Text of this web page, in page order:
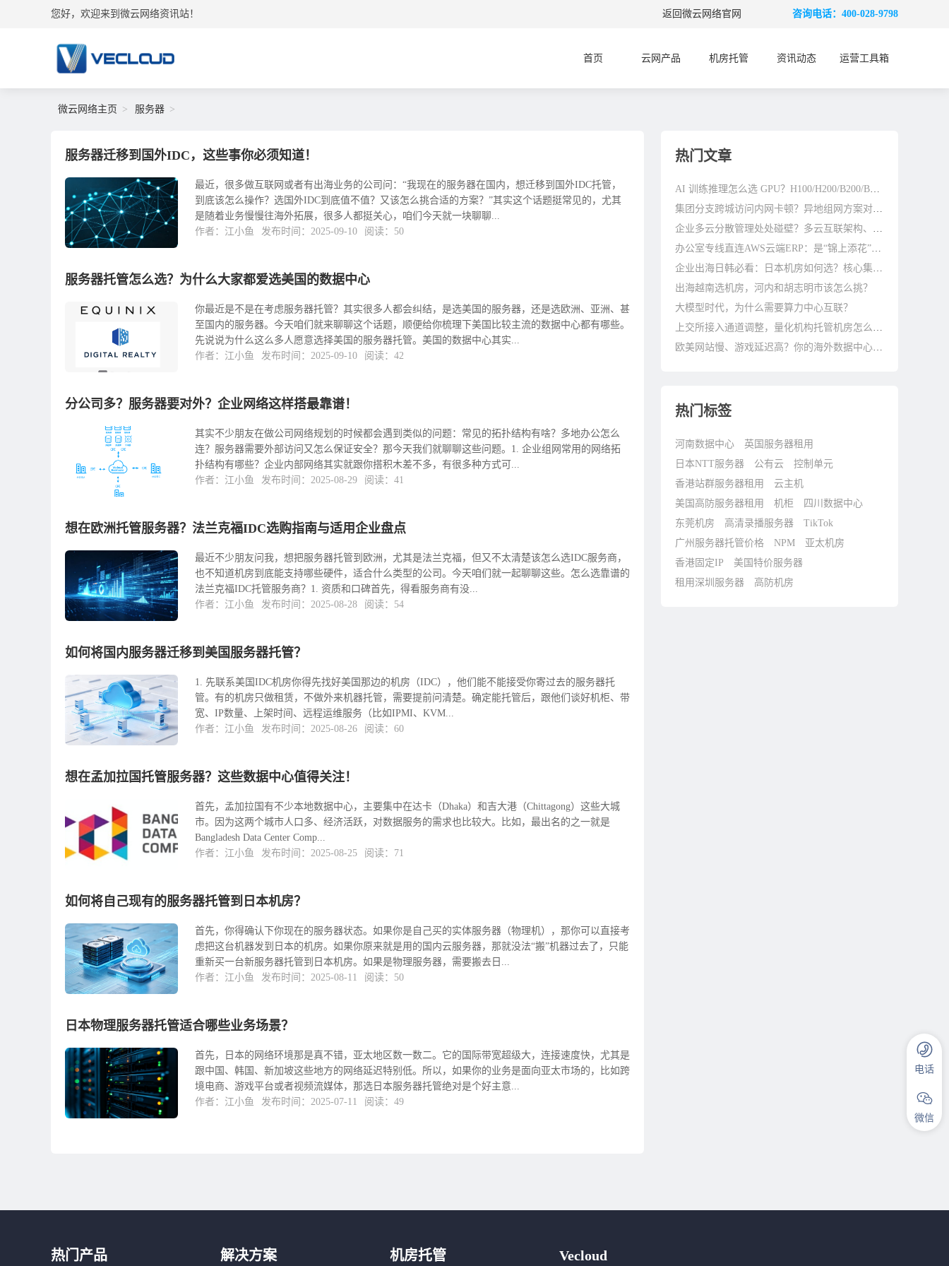
您好，欢迎来到微云网络资讯站！ 咨询电话：400-028-9798
返回微云网络官网
首页 云网产品 机房托管 资讯动态 运营工具箱
微云网络主页 服务器
服务器迁移到国外IDC，这些事你必须知道！
最近，很多做互联网或者有出海业务的公司问：“我现在的服务器在国内，想迁移到国外IDC托管，
到底该怎么操作？选国外IDC到底值不值？又该怎么挑合适的方案？”其实这个话题挺常见的，尤其
是随着业务慢慢往海外拓展，很多人都挺关心，咱们今天就一块聊聊...
作者：江小鱼
发布时间：2025-09-10 阅读：50
服务器托管怎么选？为什么大家都爱选美国的数据中心
你最近是不是在考虑服务器托管？其实很多人都会纠结，是选美国的服务器，还是选欧洲、亚洲、甚
至国内的服务器。今天咱们就来聊聊这个话题，顺便给你梳理下美国比较主流的数据中心都有哪些。
先说说为什么这么多人愿意选择美国的服务器托管。美国的数据中心其实...
作者：江小鱼
发布时间：2025-09-10 阅读：42
分公司多？服务器要对外？企业网络这样搭最靠谱！
其实不少朋友在做公司网络规划的时候都会遇到类似的问题：常见的拓扑结构有啥？多地办公怎么
连？服务器需要外部访问又怎么保证安全？那今天我们就聊聊这些问题。1. 企业组网常用的网络拓
扑结构有哪些？企业内部网络其实就跟你搭积木差不多，有很多种方式可...
作者：江小鱼
发布时间：2025-08-29 阅读：41
想在欧洲托管服务器？法兰克福IDC选购指南与适用企业盘点
最近不少朋友问我，想把服务器托管到欧洲，尤其是法兰克福，但又不太清楚该怎么选IDC服务商，
也不知道机房到底能支持哪些硬件，适合什么类型的公司。今天咱们就一起聊聊这些。怎么选靠谱的
法兰克福IDC托管服务商？1. 资质和口碑首先，得看服务商有没...
作者：江小鱼
发布时间：2025-08-28 阅读：54
如何将国内服务器迁移到美国服务器托管？
1. 先联系美国IDC机房你得先找好美国那边的机房（IDC），他们能不能接受你寄过去的服务器托
管。有的机房只做租赁，不做外来机器托管，需要提前问清楚。确定能托管后，跟他们谈好机柜、带
宽、IP数量、上架时间、远程运维服务（比如IPMI、KVM...
作者：江小鱼
发布时间：2025-08-26 阅读：60
想在孟加拉国托管服务器？这些数据中心值得关注！
首先，孟加拉国有不少本地数据中心，主要集中在达卡（Dhaka）和吉大港（Chittagong）这些大城
市。因为这两个城市人口多、经济活跃，对数据服务的需求也比较大。比如，最出名的之一就是
Bangladesh Data Center Comp...
作者：江小鱼
发布时间：2025-08-25 阅读：71
如何将自己现有的服务器托管到日本机房？
首先，你得确认下你现在的服务器状态。如果你是自己买的实体服务器（物理机），那你可以直接考
虑把这台机器发到日本的机房。如果你原来就是用的国内云服务器，那就没法“搬”机器过去了，只能
重新买一台新服务器托管到日本机房。如果是物理服务器，需要搬去日...
作者：江小鱼
发布时间：2025-08-11 阅读：50
日本物理服务器托管适合哪些业务场景？
首先，日本的网络环境那是真不错，亚太地区数一数二。它的国际带宽超级大，连接速度快，尤其是
跟中国、韩国、新加坡这些地方的网络延迟特别低。所以，如果你的业务是面向亚太市场的，比如跨
境电商、游戏平台或者视频流媒体，那选日本服务器托管绝对是个好主意...
作者：江小鱼
发布时间：2025-07-11 阅读：49
热门文章
AI 训练推理怎么选 GPU？H100/H200/B200/B300 差别在哪
集团分支跨城访问内网卡顿？异地组网方案对比参考
企业多云分散管理处处碰壁？多云互联架构、避坑与优化指南
办公室专线直连AWS云端ERP：是“锦上添花”还是“刚需标配”？
企业出海日韩必看：日本机房如何选？核心集群与避坑指南
出海越南选机房，河内和胡志明市该怎么挑？
大模型时代，为什么需要算力中心互联？
上交所接入通道调整，量化机构托管机房怎么选？
欧美网站慢、游戏延迟高？你的海外数据中心可能选错了！
热门标签
河南数据中心
英国服务器租用
日本NTT服务器
公有云
控制单元
香港站群服务器租用
云主机
美国高防服务器租用
机柜
四川数据中心
东莞机房
高清录播服务器
TikTok
广州服务器托管价格
NPM
亚太机房
香港固定IP
美国特价服务器
租用深圳服务器
高防机房
热门产品 解决方案 机房托管 Vecloud
电话
微信